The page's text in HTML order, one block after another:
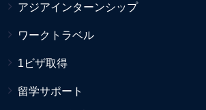
アジアインターンシップ
ワークトラベル
1ビザ取得
留学サポート